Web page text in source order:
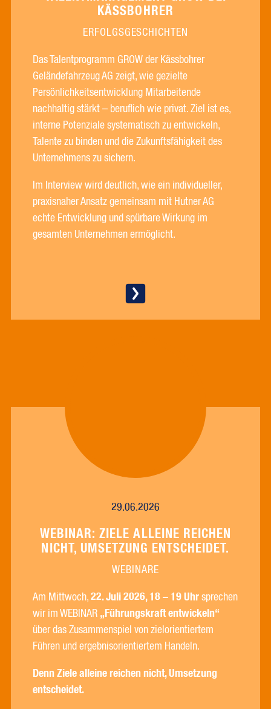
KÄSSBOHRER
ERFOLGSGESCHICHTEN
Das Talentprogramm GROW der Kässbohrer
Geländefahrzeug AG zeigt, wie gezielte
Persönlichkeitsentwicklung Mitarbeitende
nachhaltig stärkt – beruflich wie privat. Ziel ist es,
interne Potenziale systematisch zu entwickeln,
Talente zu binden und die Zukunftsfähigkeit des
Unternehmens zu sichern.
Im Interview wird deutlich, wie ein individueller,
praxisnaher Ansatz gemeinsam mit Hutner AG
echte Entwicklung und spürbare Wirkung im
gesamten Unternehmen ermöglicht.
29.06.2026
WEBINAR: ZIELE ALLEINE REICHEN
NICHT, UMSETZUNG ENTSCHEIDET.
WEBINARE
Am Mittwoch, 22. Juli 2026, 18 – 19 Uhr sprechen
wir im WEBINAR „Führungskraft entwickeln“
über das Zusammenspiel von zielorientiertem
Führen und ergebnisorientiertem Handeln.
Denn Ziele alleine reichen nicht, Umsetzung
entscheidet.